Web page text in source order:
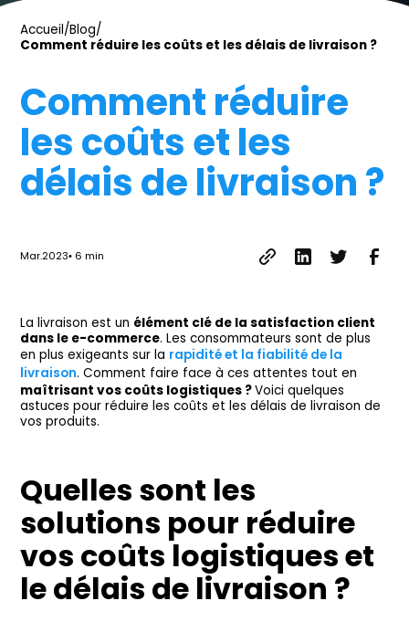
Accueil/Blog/
Comment réduire les coûts et les délais de livraison ?
Comment réduire
les coûts et les
délais de livraison ?
Mar.2023• 6 min
La livraison est un élément clé de la satisfaction client
dans le e-commerce. Les consommateurs sont de plus
en plus exigeants sur la rapidité et la fiabilité de la
livraison. Comment faire face à ces attentes tout en
maîtrisant vos coûts logistiques ?Voici quelques
astuces pour réduire les coûts et les délais de livraison de
vos produits.
Quelles sont les
solutions pour réduire
vos coûts logistiques et
le délais de livraison ?